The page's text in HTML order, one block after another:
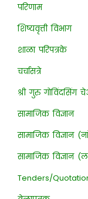
परिणाम
शिष्यवृत्ती विभाग
शाळा परिपत्रके
चर्चासत्रे
श्री गुरु गोविंदसिंग
सामाजिक विज्ञान
सामाजिक विज्ञान
सामाजिक विज्ञान
Tenders/